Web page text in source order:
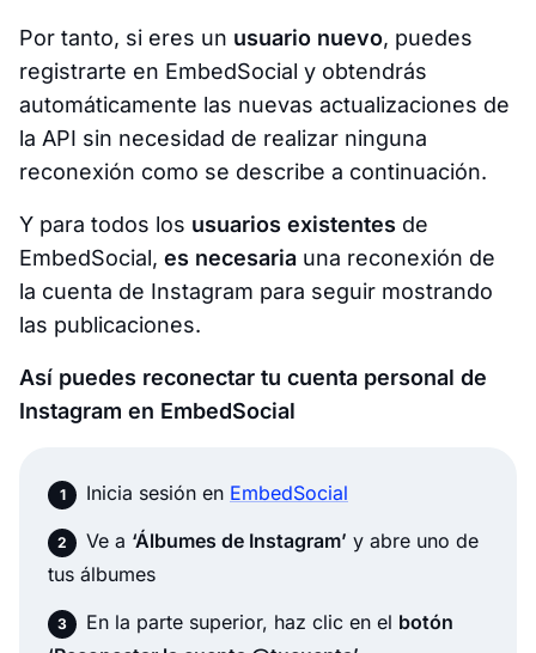
Por tanto, si eres un usuario nuevo, puedes
registrarte en EmbedSocial y obtendrás
automáticamente las nuevas actualizaciones de
la API sin necesidad de realizar ninguna
reconexión como se describe a continuación.
Y para todos los usuarios existentes de
EmbedSocial, es necesaria una reconexión de
la cuenta de Instagram para seguir mostrando
las publicaciones.
Así puedes reconectar tu cuenta personal de
Instagram en EmbedSocial
Inicia sesión en EmbedSocial
Ve a ‘Álbumes de Instagram’ y abre uno de
tus álbumes
En la parte superior, haz clic en el botón